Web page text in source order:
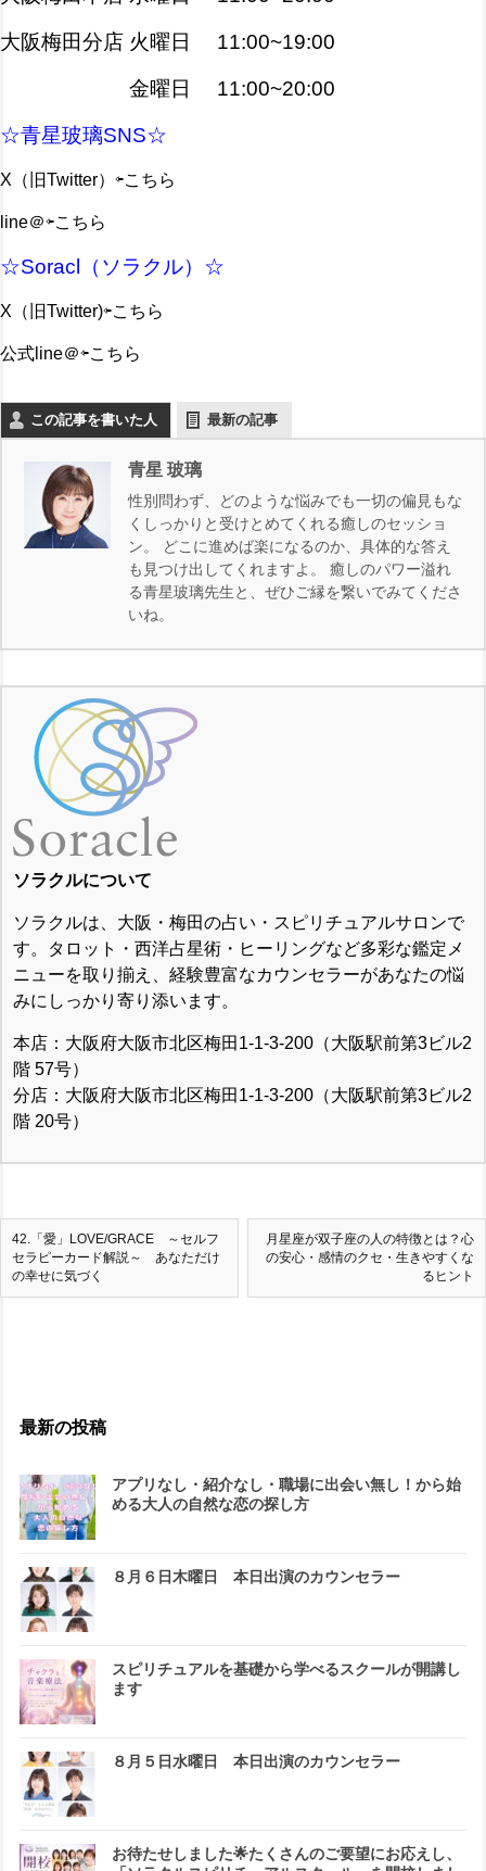
大阪梅田分店 火曜日 11:00~19:00
金曜日 11:00~20:00
☆青星玻璃SNS☆
X（旧Twitter） ⇦こちら
line＠⇦こちら
☆Soracl（ソラクル）☆
X（旧Twitter)⇦こちら
公式line＠⇦こちら
この記事を書いた人 最新の記事
青星 玻璃
性別問わず、どのような悩みでも一切の偏見もな
くしっかりと受けとめてくれる癒しのセッショ
ン。 どこに進めば楽になるのか、具体的な答え
も見つけ出してくれますよ。 癒しのパワー溢れ
る青星玻璃先生と、ぜひご縁を繋いでみてくださ
いね。
ソラクルについて
ソラクルは、大阪・梅田の占い・スピリチュアルサロンで
す。タロット・西洋占星術・ヒーリングなど多彩な鑑定メ
ニューを取り揃え、経験豊富なカウンセラーがあなたの悩
みにしっかり寄り添います。
本店：大阪府大阪市北区梅田1-1-3-200（大阪駅前第3ビル2
階 57号）
分店：大阪府大阪市北区梅田1-1-3-200（大阪駅前第3ビル2
階 20号）
42.「愛」LOVE/GRACE ～セルフ
セラピーカード解説～ あなただけ
の幸せに気づく
月星座が双子座の人の特徴とは？心
の安心・感情のクセ・生きやすくな
るヒント
最新の投稿
アプリなし・紹介なし・職場に出会い無し！から始
める大人の自然な恋の探し方
８月６日木曜日 本日出演のカウンセラー
スピリチュアルを基礎から学べるスクールが開講し
ます
８月５日水曜日 本日出演のカウンセラー
お待たせしました🌟たくさんのご要望にお応えし、